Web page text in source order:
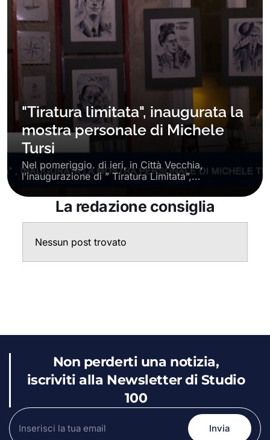
"Tiratura limitata", inaugurata la
mostra personale di Michele
Tursi
Nel pomeriggio. di ieri, in Città Vecchia,
l’inaugurazione di ” Tiratura Limitata”,...
La redazione consiglia
Nessun post trovato
Non perderti una notizia,
iscriviti alla Newsletter di Studio
100